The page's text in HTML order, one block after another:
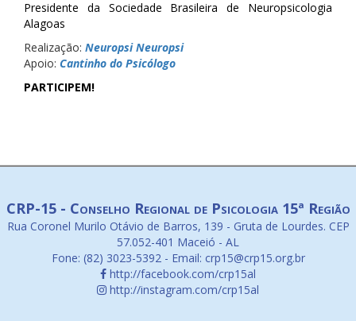
Presidente da Sociedade Brasileira de Neuropsicologia
Alagoas
Realização: Neuropsi Neuropsi
Apoio: Cantinho do Psicólogo
PARTICIPEM!
CRP-15 - Conselho Regional de Psicologia 15ª Região
Rua Coronel Murilo Otávio de Barros, 139 - Gruta de Lourdes. CEP
57.052-401 Maceió - AL
Fone: (82) 3023-5392 - Email: crp15@crp15.org.br
http://facebook.com/crp15al
http://instagram.com/crp15al